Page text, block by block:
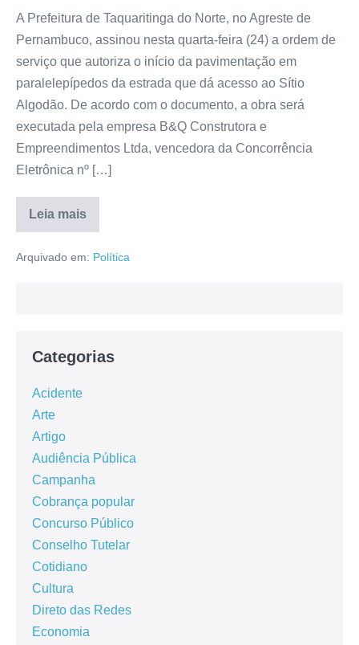
A Prefeitura de Taquaritinga do Norte, no Agreste de
Pernambuco, assinou nesta quarta-feira (24) a ordem de
serviço que autoriza o início da pavimentação em
paralelepípedos da estrada que dá acesso ao Sítio
Algodão. De acordo com o documento, a obra será
executada pela empresa B&Q Construtora e
Empreendimentos Ltda, vencedora da Concorrência
Eletrônica nº […]
Leia mais
Arquivado em: Política
Categorias
Acidente
Arte
Artigo
Audiência Pública
Campanha
Cobrança popular
Concurso Público
Conselho Tutelar
Cotidiano
Cultura
Direto das Redes
Economia